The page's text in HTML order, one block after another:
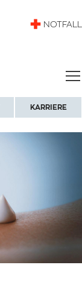
NOTFALL
KARRIERE